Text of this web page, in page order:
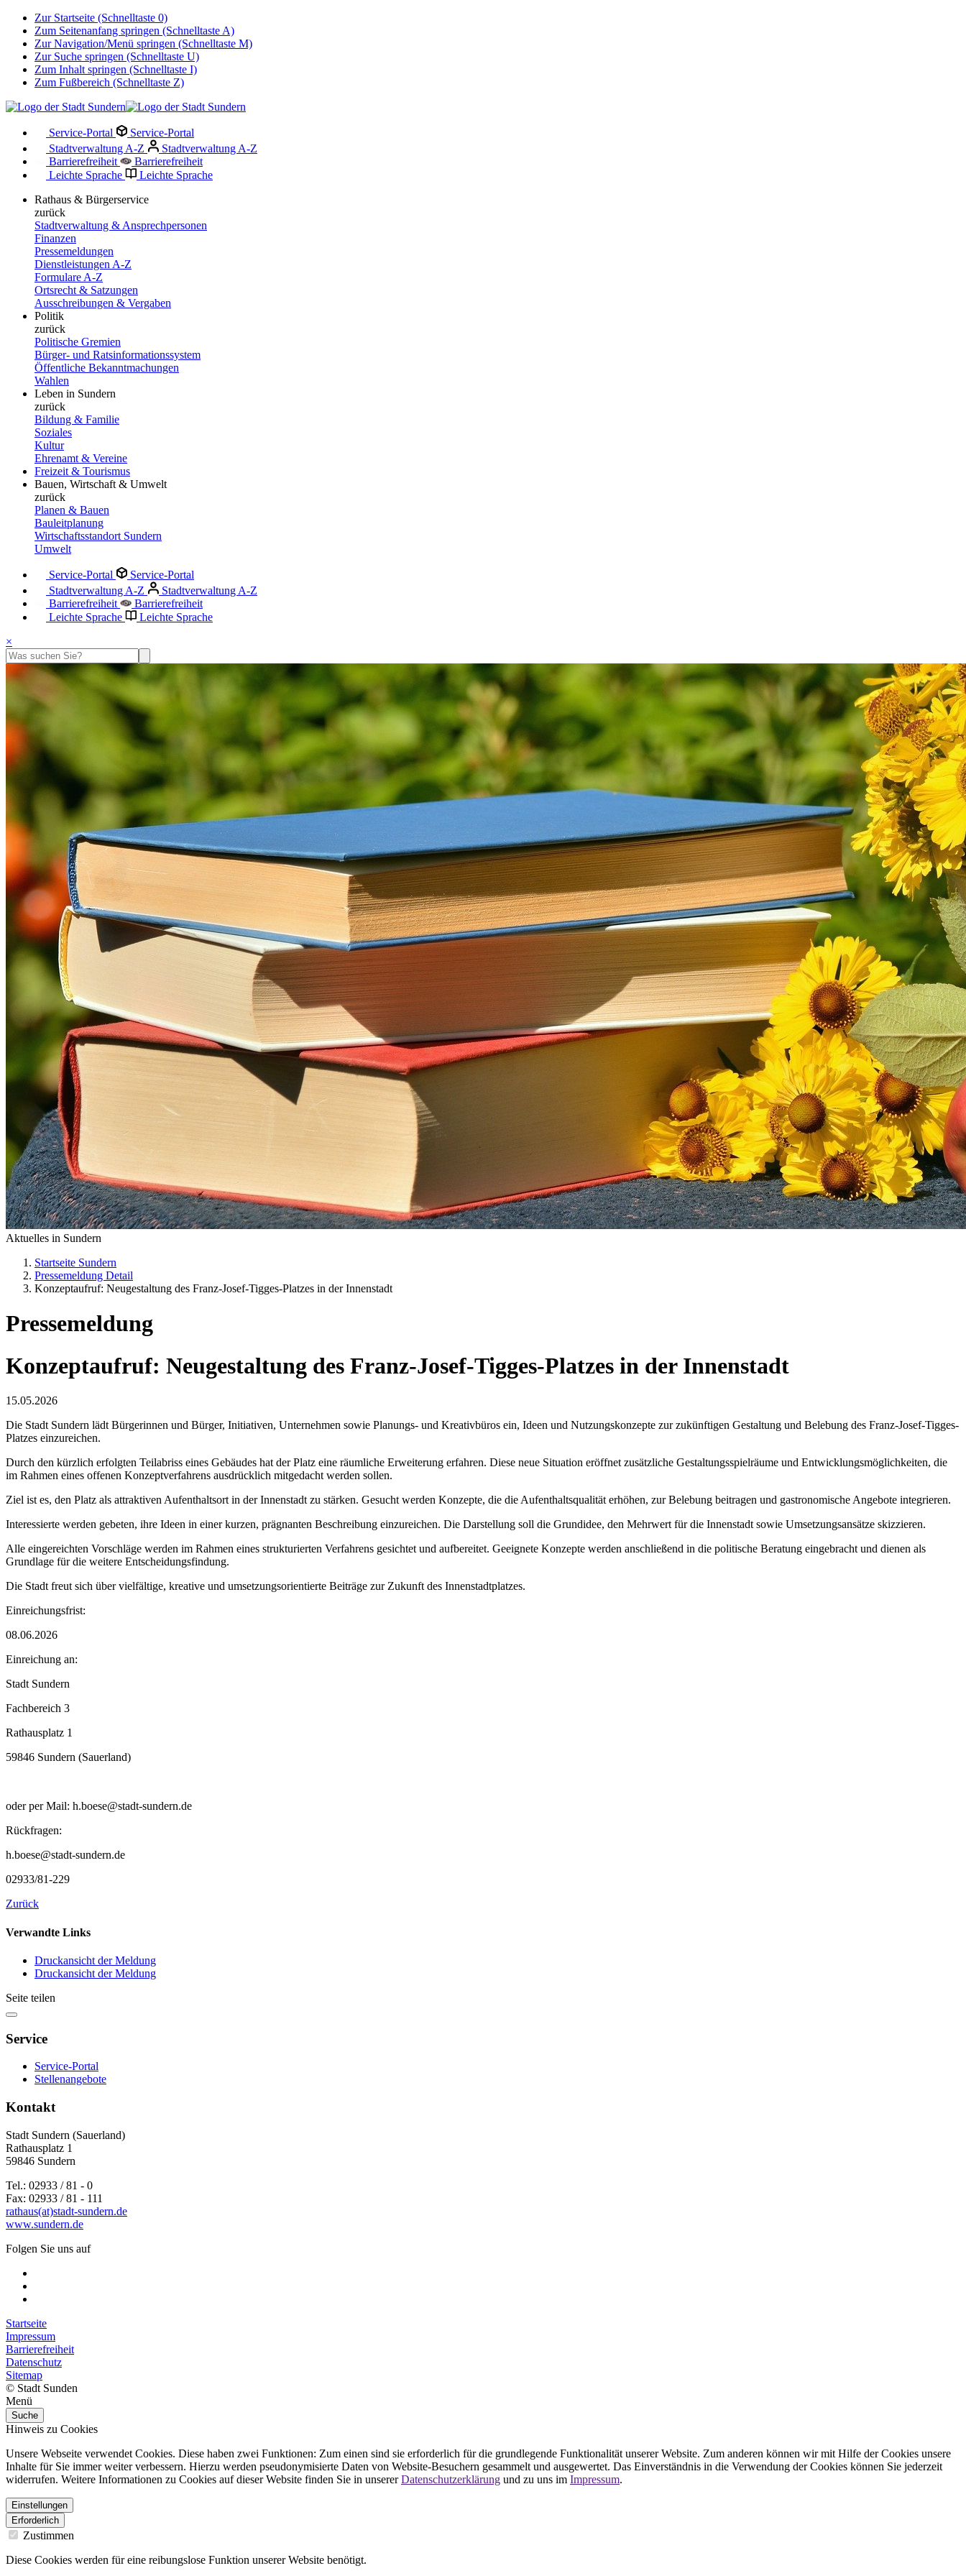
Zur Startseite (Schnelltaste 0)
Zum Seitenanfang springen (Schnelltaste A)
Zur Navigation/Menü springen (Schnelltaste M)
Zur Suche springen (Schnelltaste U)
Zum Inhalt springen (Schnelltaste I)
Zum Fußbereich (Schnelltaste Z)
Service-Portal
Service-Portal
Stadtverwaltung A-Z
Stadtverwaltung A-Z
Barrierefreiheit
Barrierefreiheit
Leichte Sprache
Leichte Sprache
Rathaus & Bürgerservice
zurück
Stadtverwaltung & Ansprechpersonen
Finanzen
Pressemeldungen
Dienstleistungen A-Z
Formulare A-Z
Ortsrecht & Satzungen
Ausschreibungen & Vergaben
Politik
zurück
Politische Gremien
Bürger- und Ratsinformationssystem
Öffentliche Bekanntmachungen
Wahlen
Leben in Sundern
zurück
Bildung & Familie
Soziales
Kultur
Ehrenamt & Vereine
Freizeit & Tourismus
Bauen, Wirtschaft & Umwelt
zurück
Planen & Bauen
Bauleitplanung
Wirtschaftsstandort Sundern
Umwelt
Service-Portal
Service-Portal
Stadtverwaltung A-Z
Stadtverwaltung A-Z
Barrierefreiheit
Barrierefreiheit
Leichte Sprache
Leichte Sprache
×
Aktuelles in Sundern
Startseite Sundern
Pressemeldung Detail
Konzeptaufruf: Neugestaltung des Franz-Josef-Tigges-Platzes in der Innenstadt
Pressemeldung
Konzeptaufruf: Neugestaltung des Franz-Josef-Tigges-Platzes in der Innenstadt
15.05.2026
Die Stadt Sundern lädt Bürgerinnen und Bürger, Initiativen, Unternehmen sowie Planungs- und Kreativbüros ein, Ideen und Nutzungskonzepte zur zukünftigen Gestaltung und Belebung des Franz-Josef-Tigges-
Platzes einzureichen.
Durch den kürzlich erfolgten Teilabriss eines Gebäudes hat der Platz eine räumliche Erweiterung erfahren. Diese neue Situation eröffnet zusätzliche Gestaltungsspielräume und Entwicklungsmöglichkeiten, die
im Rahmen eines offenen Konzeptverfahrens ausdrücklich mitgedacht werden sollen.
Ziel ist es, den Platz als attraktiven Aufenthaltsort in der Innenstadt zu stärken. Gesucht werden Konzepte, die die Aufenthaltsqualität erhöhen, zur Belebung beitragen und gastronomische Angebote integrieren.
Interessierte werden gebeten, ihre Ideen in einer kurzen, prägnanten Beschreibung einzureichen. Die Darstellung soll die Grundidee, den Mehrwert für die Innenstadt sowie Umsetzungsansätze skizzieren.
Alle eingereichten Vorschläge werden im Rahmen eines strukturierten Verfahrens gesichtet und aufbereitet. Geeignete Konzepte werden anschließend in die politische Beratung eingebracht und dienen als
Grundlage für die weitere Entscheidungsfindung.
Die Stadt freut sich über vielfältige, kreative und umsetzungsorientierte Beiträge zur Zukunft des Innenstadtplatzes.
Einreichungsfrist:
08.06.2026
Einreichung an:
Stadt Sundern
Fachbereich 3
Rathausplatz 1
59846 Sundern (Sauerland)
oder per Mail: h.boese@stadt-sundern.de
Rückfragen:
h.boese@stadt-sundern.de
02933/81-229
Zurück
Verwandte Links
Druckansicht der Meldung
Druckansicht der Meldung
Seite teilen
Service
Service-Portal
Stellenangebote
Kontakt
Stadt Sundern (Sauerland)
Rathausplatz 1
59846 Sundern
Tel.: 02933 / 81 - 0
Fax: 02933 / 81 - 111
rathaus(at)stadt-sundern.de
www.sundern.de
Folgen Sie uns auf
Startseite
Impressum
Barrierefreiheit
Datenschutz
Sitemap
© Stadt Sunden
Menü
Suche
Hinweis zu Cookies
Unsere Webseite verwendet Cookies. Diese haben zwei Funktionen: Zum einen sind sie erforderlich für die grundlegende Funktionalität unserer Website. Zum anderen können wir mit Hilfe der Cookies unsere
Inhalte für Sie immer weiter verbessern. Hierzu werden pseudonymisierte Daten von Website-Besuchern gesammelt und ausgewertet. Das Einverständnis in die Verwendung der Cookies können Sie jederzeit
widerrufen. Weitere Informationen zu Cookies auf dieser Website finden Sie in unsererDatenschutzerklärung und zu uns im Impressum.
Einstellungen
Erforderlich
Zustimmen
Diese Cookies werden für eine reibungslose Funktion unserer Website benötigt.